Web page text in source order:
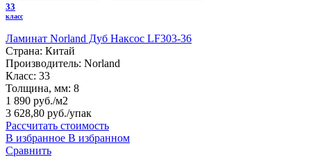
33
класс
Ламинат Norland Дуб Наксос LF303-36
Страна: Китай
Производитель: Norland
Класс: 33
Толщина, мм: 8
1 890 руб./м2
3 628,80 руб./упак
Рассчитать стоимость
В избранное В избранном
Сравнить